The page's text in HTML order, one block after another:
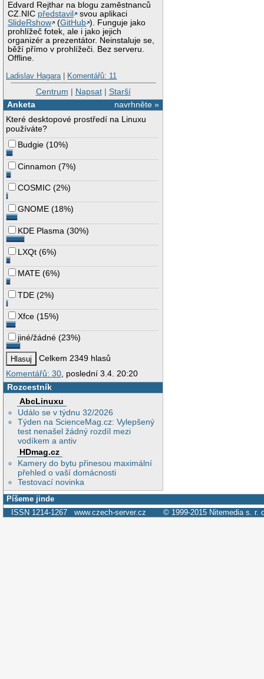
Edvard Rejthar na blogu zaměstnanců
CZ.NIC představil
svou aplikaci
SlideRshow
(GitHub ). Funguje jako
prohlížeč fotek, ale i jako jejich
organizér a prezentátor. Neinstaluje se,
běží přímo v prohlížeči. Bez serveru.
Offline.
Ladislav Hagara| Komentářů: 11
Centrum | Napsat| Starší
navrhněte »
Anketa
Které desktopové prostředí na Linuxu
používáte?
Budgie (10%)
Cinnamon (7%)
COSMIC (2%)
GNOME (18%)
KDE Plasma (30%)
LXQt (6%)
MATE (6%)
TDE (2%)
Xfce (15%)
jiné/žádné (23%)
Celkem 2349 hlasů
Komentářů: 30 , poslední 3.4. 20:20
Rozcestník
AbcLinuxu
Událo se v týdnu 32/2026
Týden na ScienceMag.cz: Vylepšený
test nenašel žádný rozdíl mezi
vodíkem a antiv
HDmag.cz
Kamery do bytu přinesou maximální
přehled o vaší domácnosti
Testovací novinka
Píšeme jinde
ISSN 1214-1267 www.czech-server.cz © 1999-2015 Nitemedia s. r.